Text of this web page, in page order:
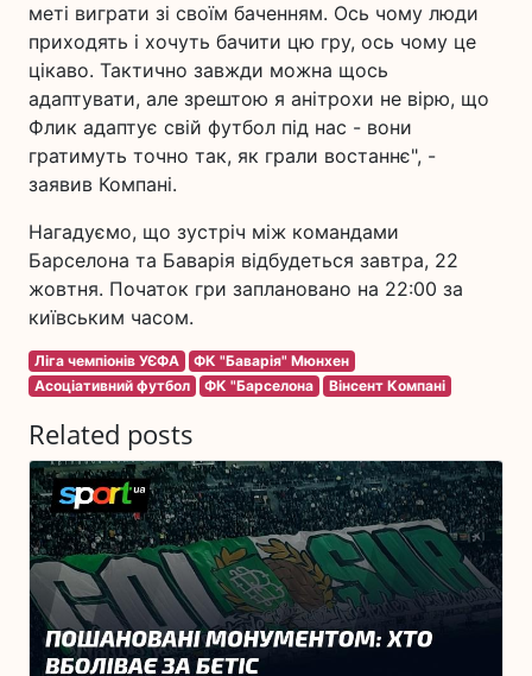
меті виграти зі своїм баченням. Ось чому люди
приходять і хочуть бачити цю гру, ось чому це
цікаво. Тактично завжди можна щось
адаптувати, але зрештою я анітрохи не вірю, що
Флик адаптує свій футбол під нас - вони
гратимуть точно так, як грали востаннє", -
заявив Компані.
Нагадуємо, що зустріч між командами
Барселона та Баварія відбудеться завтра, 22
жовтня. Початок гри заплановано на 22:00 за
київським часом.
Ліга чемпіонів УЄФА
ФК "Баварія" Мюнхен
Асоціативний футбол
ФК "Барселона Вінсент Компані
Related posts